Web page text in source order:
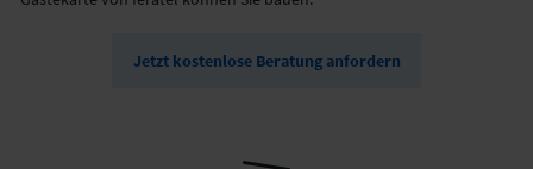
Jetzt kostenlose Beratung anfordern